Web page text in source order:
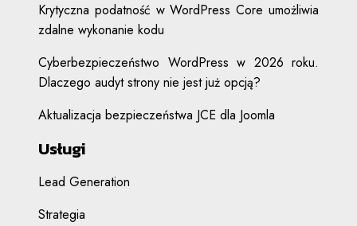
Krytyczna podatność w WordPress Core umożliwia
zdalne wykonanie kodu
Cyberbezpieczeństwo WordPress w 2026 roku.
Dlaczego audyt strony nie jest już opcją?
Aktualizacja bezpieczeństwa JCE dla Joomla
Usługi
Lead Generation
Strategia